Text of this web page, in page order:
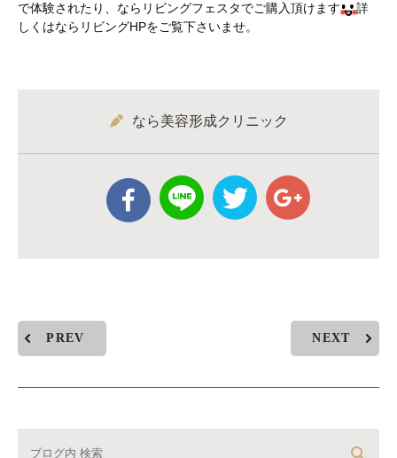
で体験されたり、ならリビングフェスタでご購入頂けます
詳
しくはならリビングHPをご覧下さいませ。
なら美容形成クリニック
PREV NEXT